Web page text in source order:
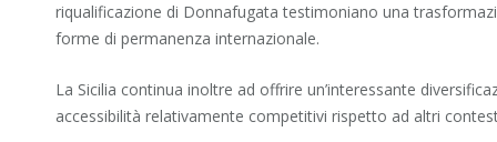
riqualificazione di Donnafugata testimoniano una
forme di permanenza internazionale.
La Sicilia continua inoltre ad offrire un’interessante
accessibilità relativamente competitivi rispetto ad altri